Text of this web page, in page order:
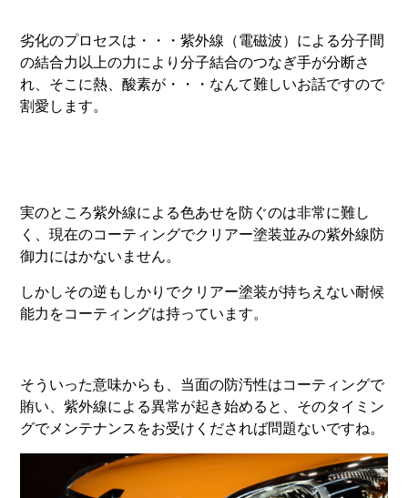
劣化のプロセスは・・・紫外線（電磁波）による分子間
の結合力以上の力により分子結合のつなぎ手が分断さ
れ、そこに熱、酸素が・・・なんて難しいお話ですので
割愛します。
実のところ紫外線による色あせを防ぐのは非常に難し
く、現在のコーティングでクリアー塗装並みの紫外線防
御力にはかないません。
しかしその逆もしかりでクリアー塗装が持ちえない耐候
能力をコーティングは持っています。
そういった意味からも、当面の防汚性はコーティングで
賄い、紫外線による異常が起き始めると、そのタイミン
グでメンテナンスをお受けくだされば問題ないですね。